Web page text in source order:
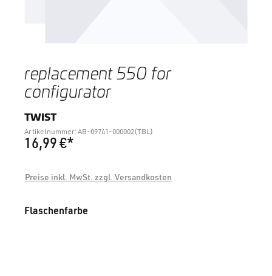
replacement 550 for
configurator
TWIST
Artikelnummer: AB-09741-000002(TBL)
16,99 €*
Preise inkl. MwSt. zzgl. Versandkosten
Flaschenfarbe